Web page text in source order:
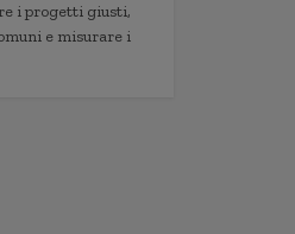
i progetti giusti,
e misurare i